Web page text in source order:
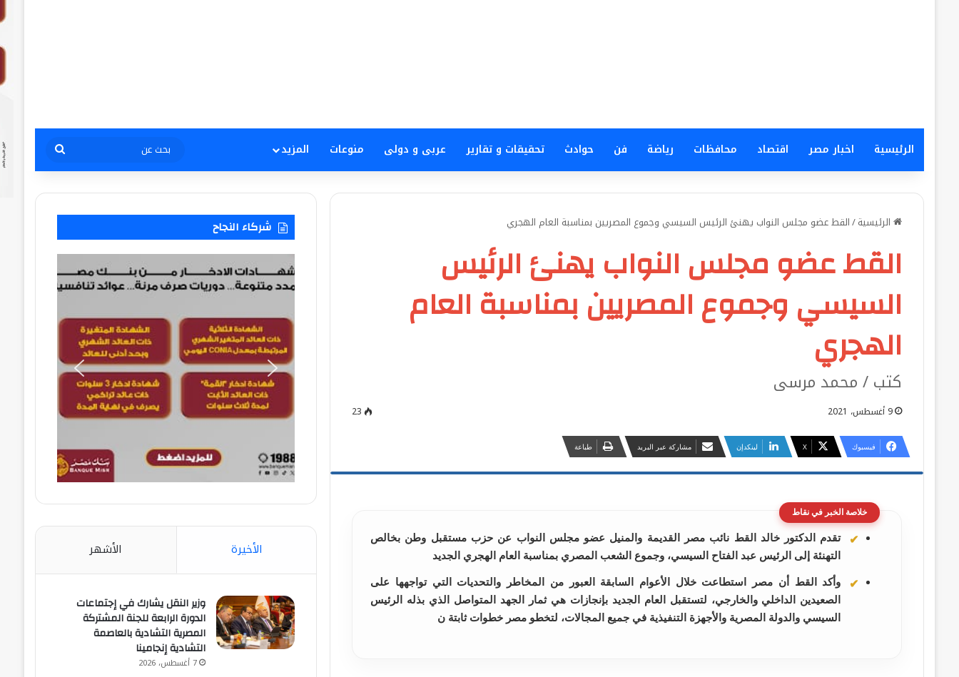
الرئيسية اخبار مصر اقتصاد محافظات رياضة فن حوادث تحقيقات و تقارير عربى و دولى منوعات المزيد
بحث
عن
الرئيسية/القط عضو مجلس النواب يهنئ الرئيس السيسي وجموع المصريين بمناسبة العام الهجري
القط عضو مجلس النواب يهنئ الرئيس
السيسي وجموع المصريين بمناسبة العام
الهجري
كتب / محمد مرسى
9 أغسطس، 2021 23
فيسبوك ‫X لينكدإن مشاركة عبر البريد طباعة
خلاصة الخبر في نقاط
تقدم الدكتور خالد القط نائب مصر القديمة والمنيل عضو مجلس النواب عن حزب مستقبل وطن بخالص
التهنئة إلى الرئيس عبد الفتاح السيسي، وجموع الشعب المصري بمناسبة العام الهجري الجديد
وأكد القط أن مصر استطاعت خلال الأعوام السابقة العبور من المخاطر والتحديات التي تواجهها على
الصعيدين الداخلي والخارجي، لتستقبل العام الجديد بإنجازات هي ثمار الجهد المتواصل الذي بذله الرئيس
السيسي والدولة المصرية والأجهزة التنفيذية في جميع المجالات، لتخطو مصر خطوات ثابتة ن
شركاء النجاح
الأخيرة الأشهر
وزير النقل يشارك في إجتماعات
الدورة الرابعة للجنة المشتركة
المصرية التشادية بالعاصمة
التشادية إنجامينا
7 أغسطس، 2026